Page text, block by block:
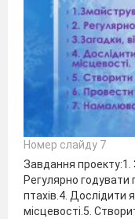
Номер слайду 7
Завдання
Регулярно годувати
птахів.4. Дослідити
місцевості.5.